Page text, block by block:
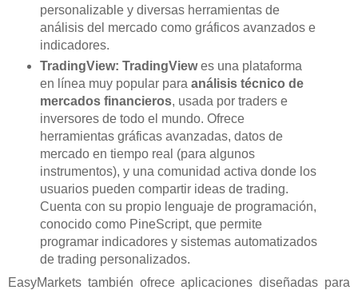
personalizable y diversas herramientas de
análisis del mercado como gráficos avanzados e
indicadores.
TradingView: TradingViewes una plataforma
en línea muy popular para análisis técnico de
mercados financieros, usada por traders e
inversores de todo el mundo. Ofrece
herramientas gráficas avanzadas, datos de
mercado en tiempo real (para algunos
instrumentos), y una comunidad activa donde los
usuarios pueden compartir ideas de trading.
Cuenta con su propio lenguaje de programación,
conocido como PineScript, que permite
programar indicadores y sistemas automatizados
de trading personalizados.
EasyMarkets también ofrece aplicaciones diseñadas para